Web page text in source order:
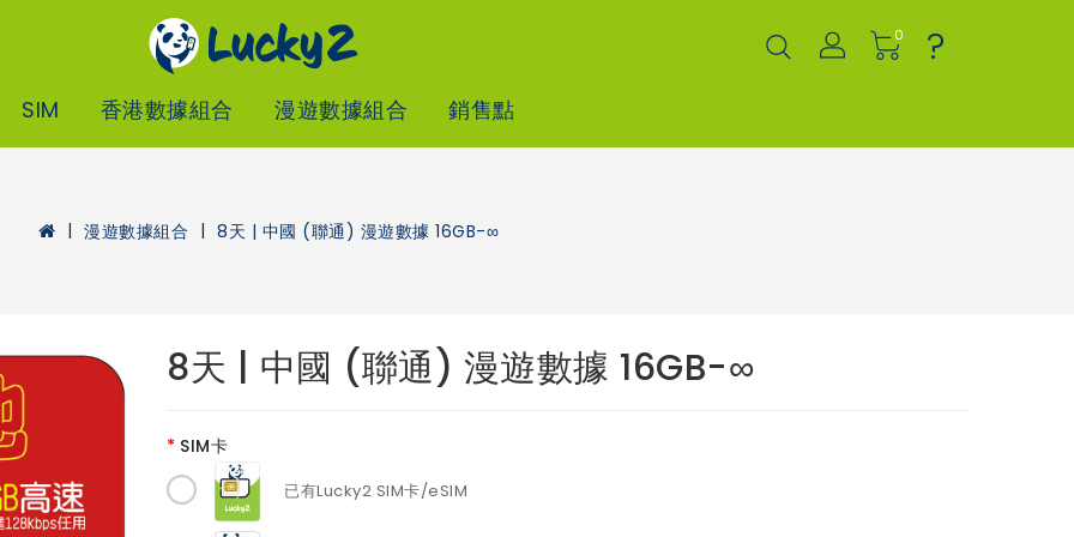
0 ?
SIM 香港數據組合 漫遊數據組合 銷售點
漫遊數據組合 8天 | 中國 (聯通) 漫遊數據 16GB-∞
8天 | 中國 (聯通) 漫遊數據 16GB-∞
SIM卡
已有Lucky2 SIM卡/eSIM